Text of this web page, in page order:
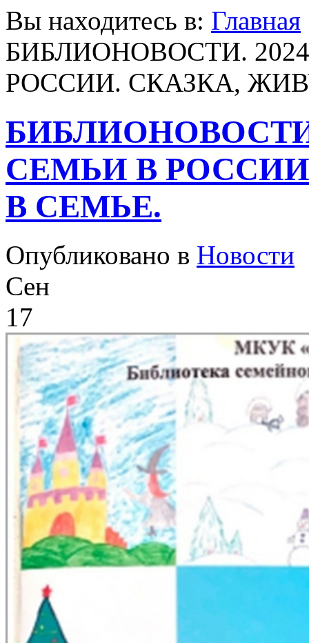
Вы находитесь в: Главная
БИБЛИОНОВОСТИ.
РОССИИ. СКАЗКА,
СЕМЬИ В
В СЕМЬЕ.
Опубликовано в Новости
Сен
17